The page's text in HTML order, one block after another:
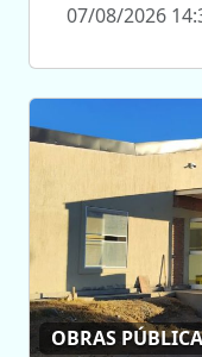
07/08/2026
OBRAS